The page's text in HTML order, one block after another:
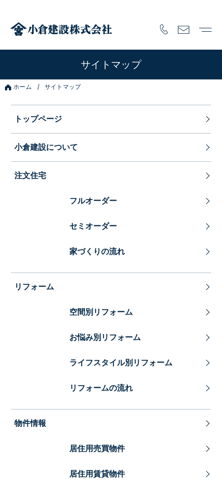
サイトマップ
ホーム サイトマップ
トップページ
小倉建設について
注文住宅
フルオーダー
セミオーダー
家づくりの流れ
リフォーム
空間別リフォーム
お悩み別リフォーム
ライフスタイル別リフォーム
リフォームの流れ
物件情報
居住用売買物件
居住用賃貸物件